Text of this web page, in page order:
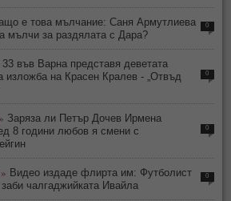
е това мълчание: Саня Армутлиева
мълчи за раздялата с Дара?
0
33 във Варна представя деветата
изложба на Красен Кралев - „Отвъд
0
Заряза ли Петър Дочев Ирмена
8 години любов я смени с
0
Видео издаде флирта им: Футболист
чалгаджийката Ивайла
0